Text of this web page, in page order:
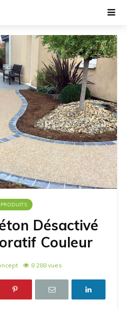
PRODUITS
Désactivé
Couleur
8 288 vues